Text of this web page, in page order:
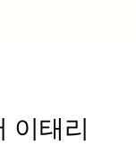
이태리